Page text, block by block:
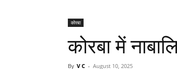
कोरबा
कोरबा में
By V C - August 10, 2025